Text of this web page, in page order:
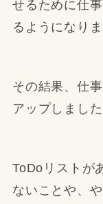
せるために仕
るようになりま
その結果、仕
アップしました
ToDoリストが
ないことや、